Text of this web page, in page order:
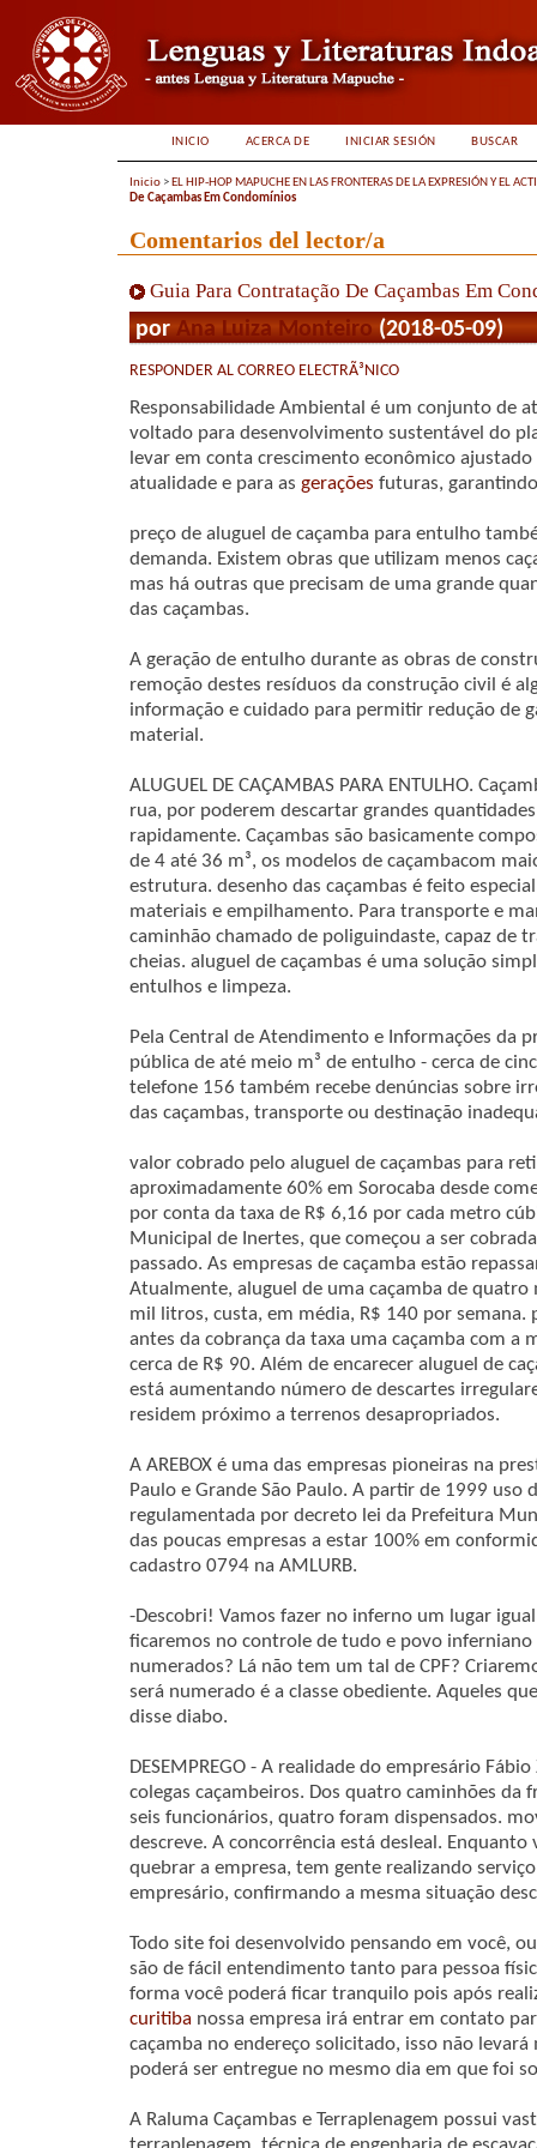
INICIO ACERCA DE INICIAR SESIÓN BUSCAR
Inicio > EL HIP-HOP MAPUCHE EN LAS FRONTERAS DE LA EXPRESIÓN Y EL
De Caçambas Em Condomínios
Comentarios del lector/a
Guia Para Contratação De Caçambas Em
porAna Luiza Monteiro(2018-05-09)
RESPONDER AL CORREO ELECTRÃ³NICO
Responsabilidade Ambiental é um conjunto de
voltado para desenvolvimento sustentável do
levar em conta crescimento econômico
atualidade e para as gerações futuras,
preço de aluguel de caçamba para entulho
demanda. Existem obras que utilizam menos
mas há outras que precisam de uma grande
das caçambas.
A geração de entulho durante as obras de
remoção destes resíduos da construção civil é
informação e cuidado para permitir redução de
material.
ALUGUEL DE CAÇAMBAS PARA ENTULHO.
rua, por poderem descartar grandes
rapidamente. Caçambas são basicamente
de 4 até 36 m³, os modelos de caçambacom
estrutura. desenho das caçambas é feito
materiais e empilhamento. Para transporte e
caminhão chamado de poliguindaste, capaz de
cheias. aluguel de caçambas é uma solução
entulhos e limpeza.
Pela Central de Atendimento e Informações da
pública de até meio m³ de entulho - cerca de
telefone 156 também recebe denúncias sobre
das caçambas, transporte ou destinação
valor cobrado pelo aluguel de caçambas para
aproximadamente 60% em Sorocaba desde
por conta da taxa de R$ 6,16 por cada metro
Municipal de Inertes, que começou a ser
passado. As empresas de caçamba estão
Atualmente, aluguel de uma caçamba de
mil litros, custa, em média, R$ 140 por semana.
antes da cobrança da taxa uma caçamba com a
cerca de R$ 90. Além de encarecer aluguel de
está aumentando número de descartes
residem próximo a terrenos desapropriados.
A AREBOX é uma das empresas pioneiras na
Paulo e Grande São Paulo. A partir de 1999 uso
regulamentada por decreto lei da Prefeitura
das poucas empresas a estar 100% em
cadastro 0794 na AMLURB.
-Descobri! Vamos fazer no inferno um lugar
ficaremos no controle de tudo e povo inferniano
numerados? Lá não tem um tal de CPF?
será numerado é a classe obediente. Aqueles
disse diabo.
DESEMPREGO - A realidade do empresário
colegas caçambeiros. Dos quatro caminhões da
seis funcionários, quatro foram dispensados.
descreve. A concorrência está desleal.
quebrar a empresa, tem gente realizando
empresário, confirmando a mesma situação
Todo site foi desenvolvido pensando em você,
são de fácil entendimento tanto para pessoa
forma você poderá ficar tranquilo pois após
curitiba nossa empresa irá entrar em contato
caçamba no endereço solicitado, isso não
poderá ser entregue no mesmo dia em que foi
A Raluma Caçambas e Terraplenagem possui